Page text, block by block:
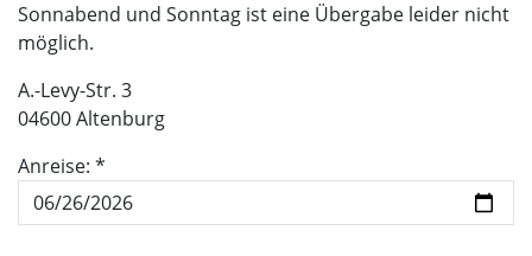
Sonnabend und Sonntag ist eine Übergabe leider nicht
möglich.
A.-Levy-Str. 3
04600 Altenburg
Anreise: *